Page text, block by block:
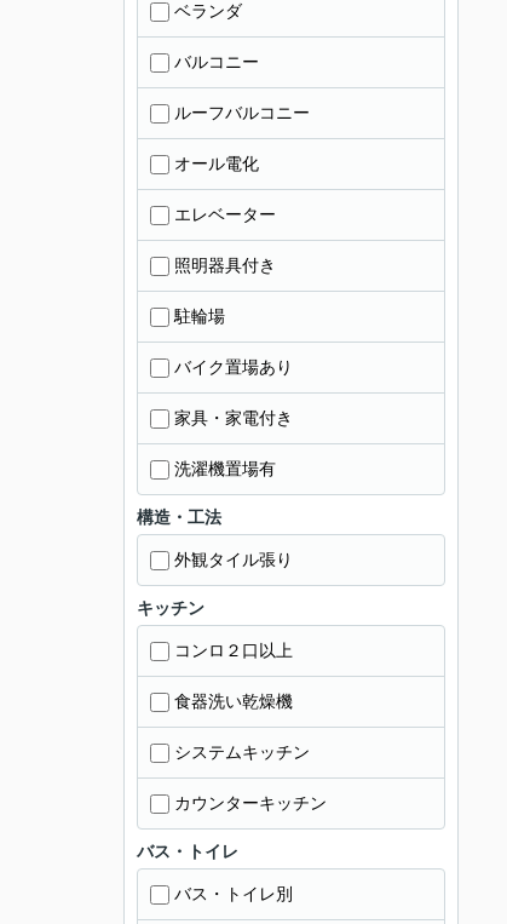
ベランダ
バルコニー
ルーフバルコニー
オール電化
エレベーター
照明器具付き
駐輪場
バイク置場あり
家具・家電付き
洗濯機置場有
構造・工法
外観タイル張り
キッチン
コンロ２口以上
食器洗い乾燥機
システムキッチン
カウンターキッチン
バス・トイレ
バス・トイレ別